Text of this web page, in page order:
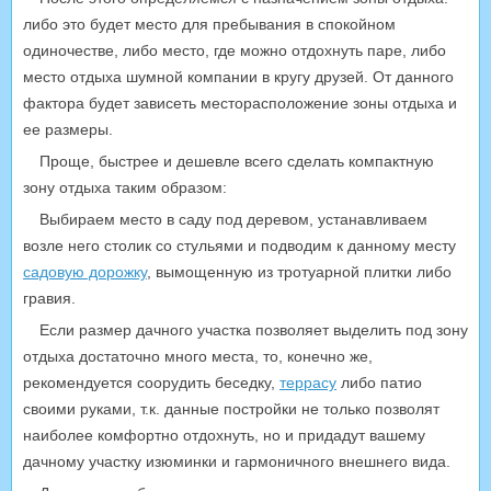
либо это будет место для пребывания в спокойном
одиночестве, либо место, где можно отдохнуть паре, либо
место отдыха шумной компании в кругу друзей. От данного
фактора будет зависеть месторасположение зоны отдыха и
ее размеры.
Проще, быстрее и дешевле всего сделать компактную
зону отдыха таким образом:
Выбираем место в саду под деревом, устанавливаем
возле него столик со стульями и подводим к данному месту
садовую дорожку, вымощенную из тротуарной плитки либо
гравия.
Если размер дачного участка позволяет выделить под зону
отдыха достаточно много места, то, конечно же,
рекомендуется соорудить беседку, террасу либо патио
своими руками, т.к. данные постройки не только позволят
наиболее комфортно отдохнуть, но и придадут вашему
дачному участку изюминки и гармоничного внешнего вида.